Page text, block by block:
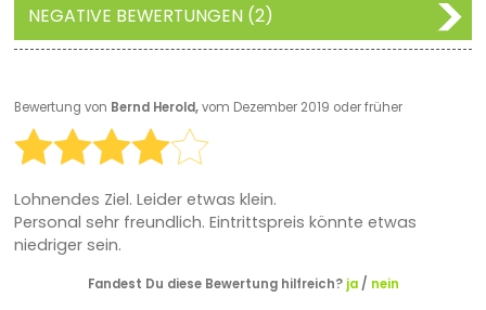
NEGATIVE BEWERTUNGEN (2)
Bewertung von Bernd Herold,vom Dezember 2019 oder früher
Lohnendes Ziel. Leider etwas klein.
Personal sehr freundlich. Eintrittspreis könnte etwas
niedriger sein.
Fandest Du diese Bewertung hilfreich? ja/ nein